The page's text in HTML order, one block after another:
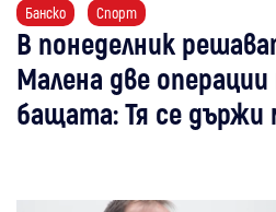
Банско Спорт
В понеделник
Малена две
бащата: Тя се държи